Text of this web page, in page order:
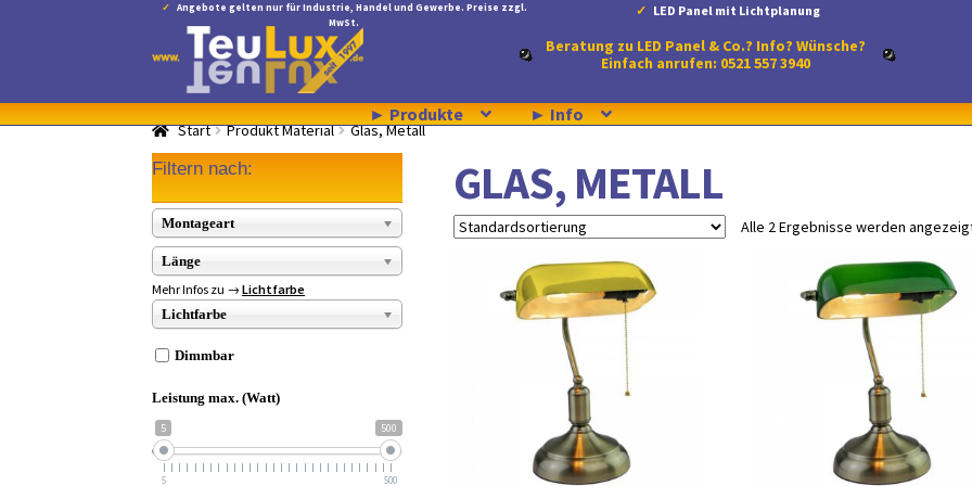
Angebote gelten nur für Industrie, Handel und Gewerbe. Preise zzgl.
MwSt.
LED Panel mit Lichtplanung
Navigation
springen
Inhalt
springen
Beratung zu LED Panel & Co.? Info? Wünsche?
Einfach anrufen: 0521 557 3940
► Produkte ► Info
Start Produkt Material Glas, Metall
GLAS, METALL
Alle 2 Ergebnisse werden
Filtern nach:
Montageart
Länge
Mehr Infos zu →Lichtfarbe
Lichtfarbe
Dimmbar
Leistung max. (Watt)
5 500
5 500